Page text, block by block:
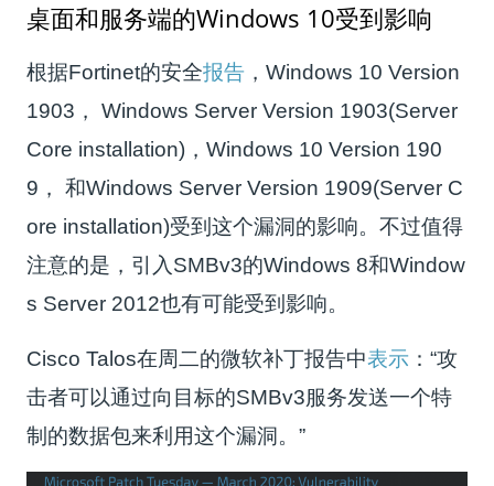
桌面和服务端的Windows 10受到影响
根据Fortinet的安全报告 ，Windows 10 Version
1903， Windows Server Version 1903(Server
Core installation)，Windows 10 Version 190
9， 和Windows Server Version 1909(Server C
ore installation)受到这个漏洞的影响。不过值得
注意的是，引入SMBv3的Windows 8和Window
s Server 2012也有可能受到影响。
Cisco Talos在周二的微软补丁报告中表示 ：“攻
击者可以通过向目标的SMBv3服务发送一个特
制的数据包来利用这个漏洞。”